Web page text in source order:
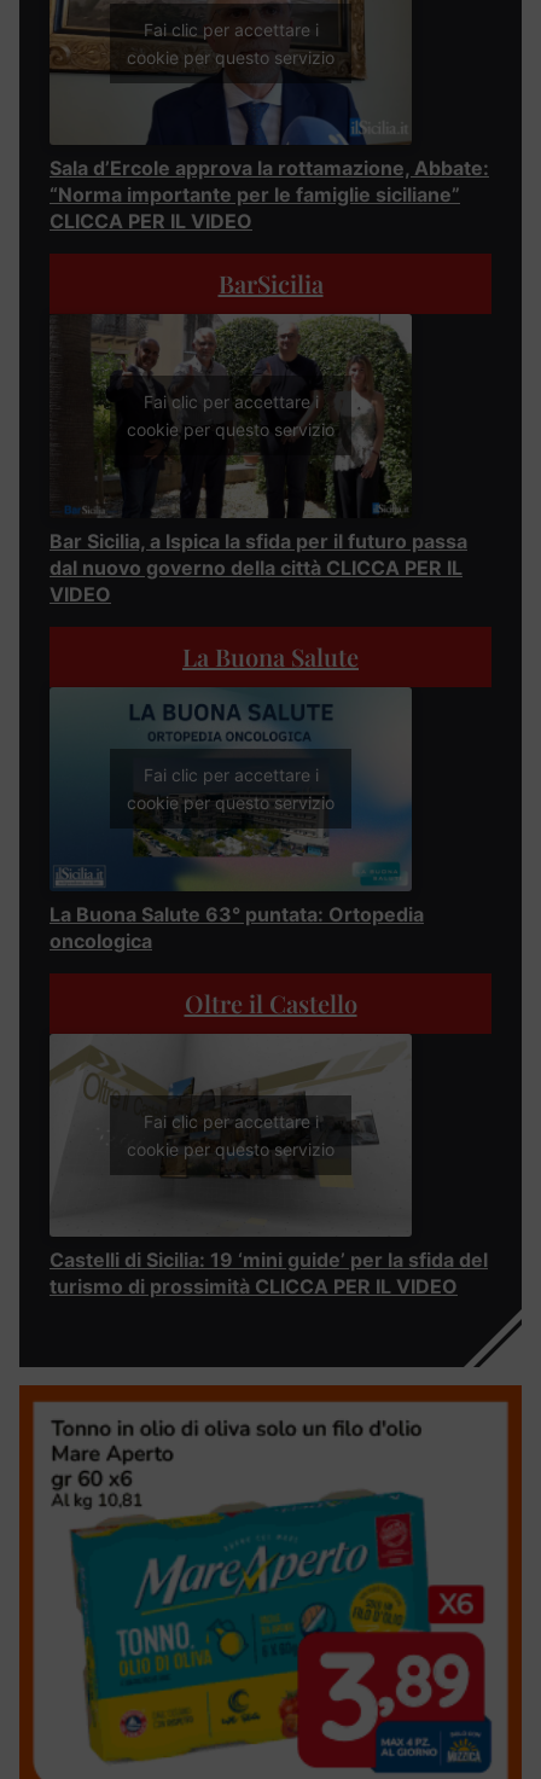
Fai clic per accettare i
cookie per questo servizio
Sala d’Ercole approva la rottamazione, Abbate:
“Norma importante per le famiglie siciliane”
CLICCA PER IL VIDEO
BarSicilia
Fai clic per accettare i
cookie per questo servizio
Bar Sicilia, a Ispica la sfida per il futuro passa
dal nuovo governo della città CLICCA PER IL
VIDEO
La Buona Salute
Fai clic per accettare i
cookie per questo servizio
La Buona Salute 63° puntata: Ortopedia
oncologica
Oltre il Castello
Fai clic per accettare i
cookie per questo servizio
Castelli di Sicilia: 19 ‘mini guide’ per la sfida del
turismo di prossimità CLICCA PER IL VIDEO